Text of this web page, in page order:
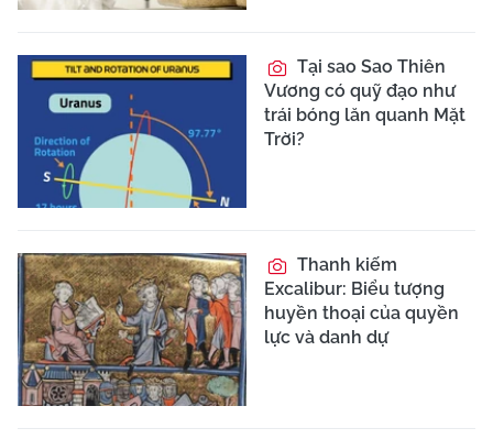
Tại sao Sao Thiên
Vương có quỹ đạo như
trái bóng lăn quanh Mặt
Trời?
Thanh kiếm
Excalibur: Biểu tượng
huyền thoại của quyền
lực và danh dự